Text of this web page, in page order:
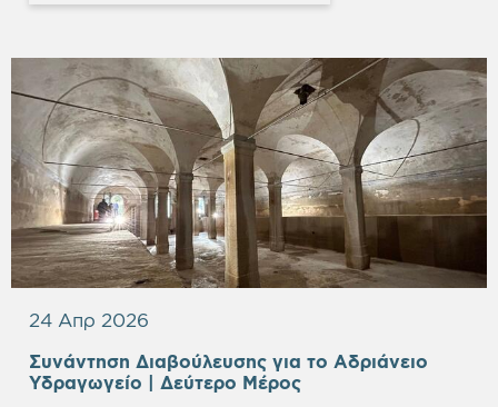
24 Απρ 2026
Συνάντηση Διαβούλευσης για το Αδριάνειο
Υδραγωγείο
| Δεύτερο Μέρος